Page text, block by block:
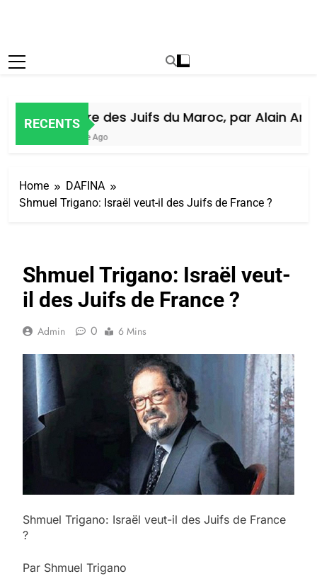
RECENTS
Histoire des Juifs du Maroc, par Alain Amiel
1 Semaine Ago
Home
DAFINA
Shmuel Trigano: Israël veut-il des Juifs de France ?
Shmuel Trigano: Israël veut-
il des Juifs de France ?
Admin 0 6 Mins
Shmuel Trigano: Israël veut-il des Juifs de France
?
Par Shmuel Trigano